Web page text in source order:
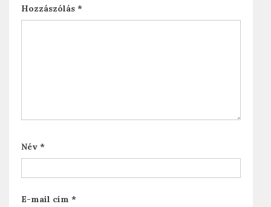
Hozzászólás *
Név *
E-mail cím *